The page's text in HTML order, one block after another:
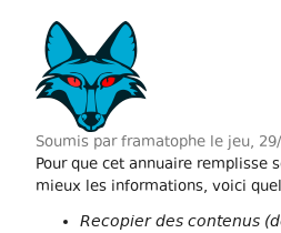
Soumis parframatophe le jeu,
Pour que cet annuaire remplisse
mieux les informations, voici
Recopier des contenus